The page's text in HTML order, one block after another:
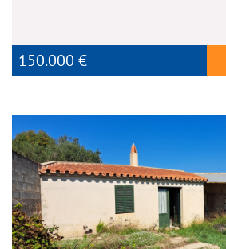
150.000 €